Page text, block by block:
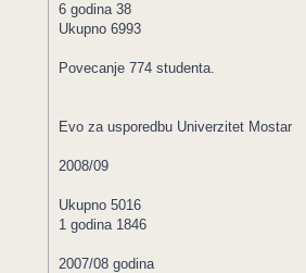
6 godina 38
Ukupno 6993
Povecanje 774 studenta.
Evo za usporedbu Univerzitet Mostar
2008/09
Ukupno 5016
1 godina 1846
2007/08 godina